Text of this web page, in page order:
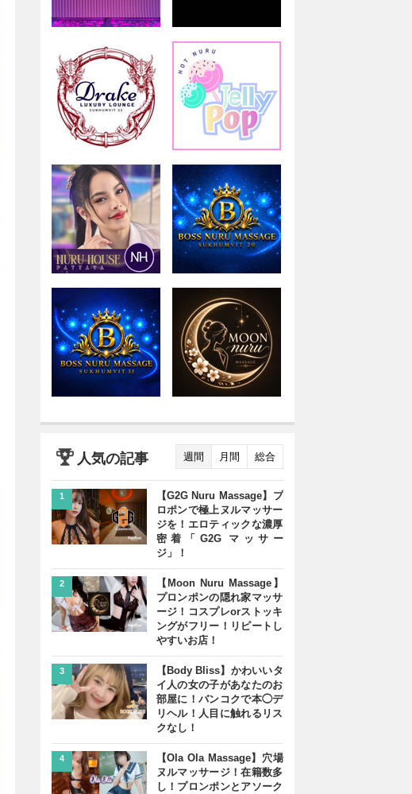
人気の記事 週間 月間 総合
1
【G2G Nuru Massage】プ
ロポンで極上ヌルマッサー
ジを！エロティックな濃厚
密着「G2G マッサー
ジ」！
2
【Moon Nuru Massage】
プロンポンの隠れ家マッサ
ージ！コスプレorストッキ
ングがフリー！リピートし
やすいお店！
3
【Body Bliss】かわいいタ
イ人の女の子があなたのお
部屋に！バンコクで本◯デ
リヘル！人目に触れるリス
クなし！
4
【Ola Ola Massage】穴場
ヌルマッサージ！在籍数多
し！プロンポンとアソーク